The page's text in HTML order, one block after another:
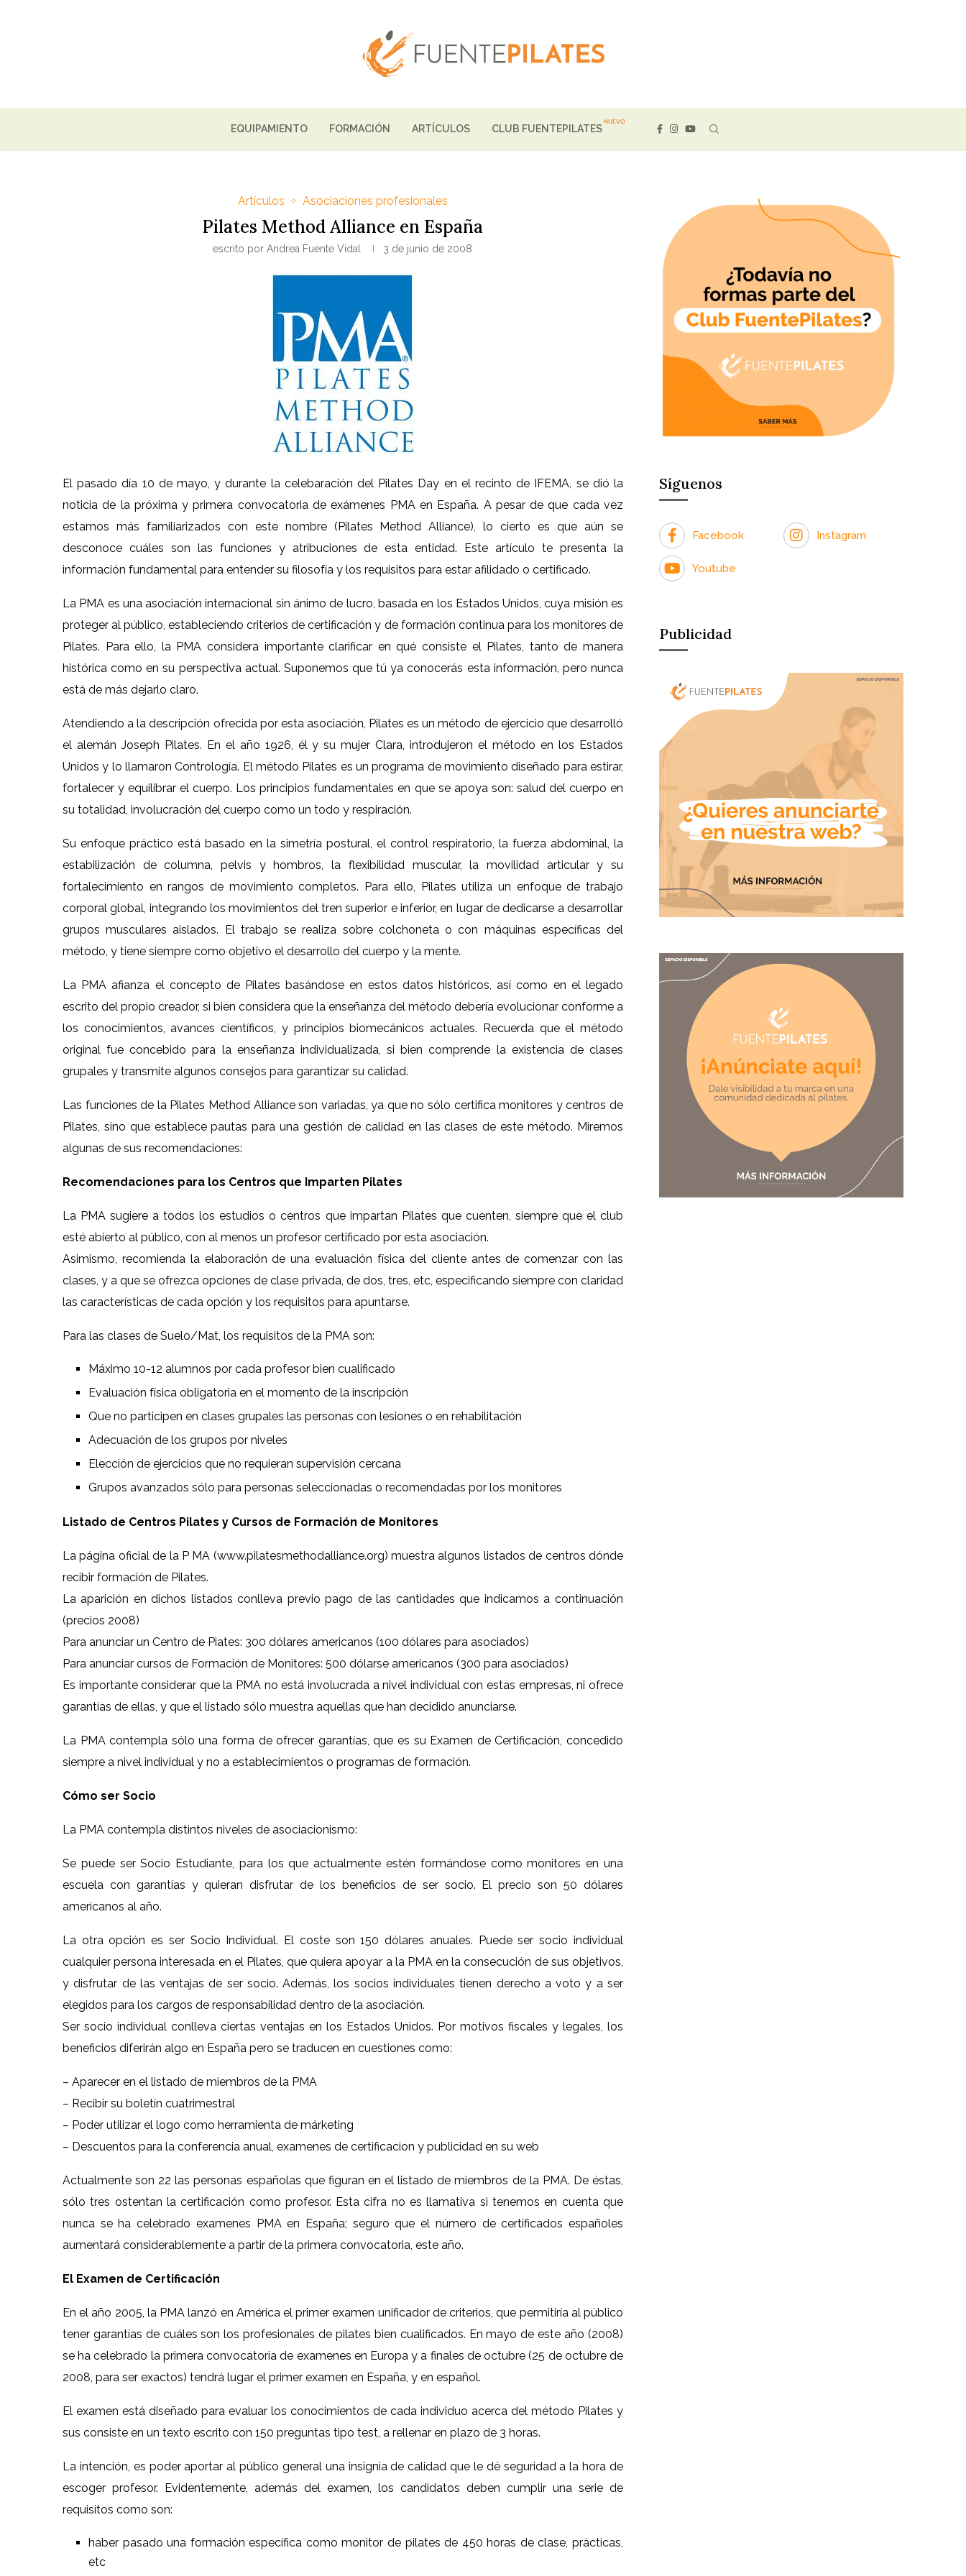
EQUIPAMIENTO FORMACIÓN ARTÍCULOS CLUB FUENTEPILATES
Artículos Asociaciones profesionales
Pilates Method Alliance en España
escrito porAndrea Fuente Vidal 3 de junio de 2008
El pasado día 10 de mayo, y durante la celebaración del Pilates Day en el recinto de IFEMA, se dió la
noticia de la próxima y primera convocatoria de exámenes PMA en España. A pesar de que cada vez
estamos más familiarizados con este nombre (Pilates Method Alliance), lo cierto es que aún se
desconoce cuáles son las funciones y atribuciones de esta entidad. Este artículo te presenta la
información fundamental para entender su filosofía y los requisitos para estar afilidado o certificado.
La PMA es una asociación internacional sin ánimo de lucro, basada en los Estados Unidos, cuya misión es
proteger al público, estableciendo criterios de certificación y de formación continua para los monitores de
Pilates. Para ello, la PMA considera importante clarificar en qué consiste el Pilates, tanto de manera
histórica como en su perspectiva actual. Suponemos que tú ya conocerás esta información, pero nunca
está de más dejarlo claro.
Atendiendo a la descripción ofrecida por esta asociación, Pilates es un método de ejercicio que desarrolló
el alemán Joseph Pilates. En el año 1926, él y su mujer Clara, introdujeron el método en los Estados
Unidos y lo llamaron Contrología. El método Pilates es un programa de movimiento diseñado para estirar,
fortalecer y equilibrar el cuerpo. Los principios fundamentales en que se apoya son: salud del cuerpo en
su totalidad, involucración del cuerpo como un todo y respiración.
Su enfoque práctico está basado en la simetría postural, el control respiratorio, la fuerza abdominal, la
estabilización de columna, pelvis y hombros, la flexibilidad muscular, la movilidad articular y su
fortalecimiento en rangos de movimiento completos. Para ello, Pilates utiliza un enfoque de trabajo
corporal global, integrando los movimientos del tren superior e inferior, en lugar de dedicarse a desarrollar
grupos musculares aislados. El trabajo se realiza sobre colchoneta o con máquinas específicas del
método, y tiene siempre como objetivo el desarrollo del cuerpo y la mente.
La PMA afianza el concepto de Pilates basándose en estos datos históricos, así como en el legado
escrito del propio creador, si bien considera que la enseñanza del método debería evolucionar conforme a
los conocimientos, avances científicos, y principios biomecánicos actuales. Recuerda que el método
original fue concebido para la enseñanza individualizada, si bien comprende la existencia de clases
grupales y transmite algunos consejos para garantizar su calidad.
Las funciones de la Pilates Method Alliance son variadas, ya que no sólo certifica monitores y centros de
Pilates, sino que establece pautas para una gestión de calidad en las clases de este método. Miremos
algunas de sus recomendaciones:
Recomendaciones para los Centros que Imparten Pilates
La PMA sugiere a todos los estudios o centros que impartan Pilates que cuenten, siempre que el club
esté abierto al público, con al menos un profesor certificado por esta asociación.
Asimismo, recomienda la elaboración de una evaluación física del cliente antes de comenzar con las
clases, y a que se ofrezca opciones de clase privada, de dos, tres, etc, especificando siempre con claridad
las características de cada opción y los requisitos para apuntarse.
Para las clases de Suelo/Mat, los requisitos de la PMA son:
Máximo 10-12 alumnos por cada profesor bien cualificado
Evaluación física obligatoria en el momento de la inscripción
Que no participen en clases grupales las personas con lesiones o en rehabilitación
Adecuación de los grupos por niveles
Elección de ejercicios que no requieran supervisión cercana
Grupos avanzados sólo para personas seleccionadas o recomendadas por los monitores
Listado de Centros Pilates y Cursos de Formación de Monitores
La página oficial de la P MA (www.pilatesmethodalliance.org) muestra algunos listados de centros dónde
recibir formación de Pilates.
La aparición en dichos listados conlleva previo pago de las cantidades que indicamos a continuación
(precios 2008)
Para anunciar un Centro de Piates: 300 dólares americanos (100 dólares para asociados)
Para anunciar cursos de Formación de Monitores: 500 dólarse americanos (300 para asociados)
Es importante considerar que la PMA no está involucrada a nivel individual con estas empresas, ni ofrece
garantías de ellas, y que el listado sólo muestra aquellas que han decidido anunciarse.
La PMA contempla sólo una forma de ofrecer garantías, que es su Examen de Certificación, concedido
siempre a nivel individual y no a establecimientos o programas de formación.
Cómo ser Socio
La PMA contempla distintos niveles de asociacionismo:
Se puede ser Socio Estudiante, para los que actualmente estén formándose como monitores en una
escuela con garantías y quieran disfrutar de los beneficios de ser socio. El precio son 50 dólares
americanos al año.
La otra opción es ser Socio Individual. El coste son 150 dólares anuales. Puede ser socio individual
cualquier persona interesada en el Pilates, que quiera apoyar a la PMA en la consecución de sus objetivos,
y disfrutar de las ventajas de ser socio. Además, los socios individuales tienen derecho a voto y a ser
elegidos para los cargos de responsabilidad dentro de la asociación.
Ser socio individual conlleva ciertas ventajas en los Estados Unidos. Por motivos fiscales y legales, los
beneficios diferirán algo en España pero se traducen en cuestiones como:
– Aparecer en el listado de miembros de la PMA
– Recibir su boletín cuatrimestral
– Poder utilizar el logo como herramienta de márketing
– Descuentos para la conferencia anual, examenes de certificacion y publicidad en su web
Actualmente son 22 las personas españolas que figuran en el listado de miembros de la PMA. De éstas,
sólo tres ostentan la certificación como profesor. Esta cifra no es llamativa si tenemos en cuenta que
nunca se ha celebrado examenes PMA en España; seguro que el número de certificados españoles
aumentará considerablemente a partir de la primera convocatoria, este año.
El Examen de Certificación
En el año 2005, la PMA lanzó en América el primer examen unificador de criterios, que permitiría al público
tener garantías de cuáles son los profesionales de pilates bien cualificados. En mayo de este año (2008)
se ha celebrado la primera convocatoria de examenes en Europa y a finales de octubre (25 de octubre de
2008, para ser exactos) tendrá lugar el primer examen en España, y en español.
El examen está diseñado para evaluar los conocimientos de cada individuo acerca del método Pilates y
sus consiste en un texto escrito con 150 preguntas tipo test, a rellenar en plazo de 3 horas.
La intención, es poder aportar al público general una insignia de calidad que le dé seguridad a la hora de
escoger profesor. Evidentemente, además del examen, los candidatos deben cumplir una serie de
requisitos como son:
haber pasado una formación específica como monitor de pilates de 450 horas de clase, prácticas,
etc
Síguenos
Facebook Instagram
Youtube
Publicidad